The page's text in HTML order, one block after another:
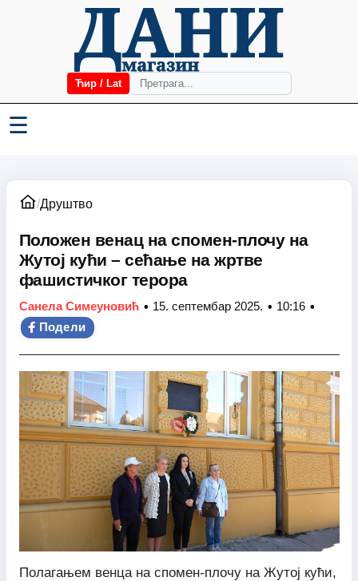
Ћир / Lat
☰
/Друштво
Положен венац на спомен-плочу на
Жутој кући – сећање на жртве
фашистичког терора
Санела Симеуновић • 15. септембар 2025. • 10:16 •
Подели
Полагањем венца на спомен-плочу на Жутој кући,